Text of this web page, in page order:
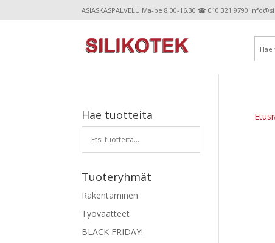
ASIASKASPALVELU Ma-pe 8.00-16.30 ☎ 010 321 9790
Hae tuotteita
Tuoteryhmät
Rakentaminen
Työvaatteet
BLACK FRIDAY!